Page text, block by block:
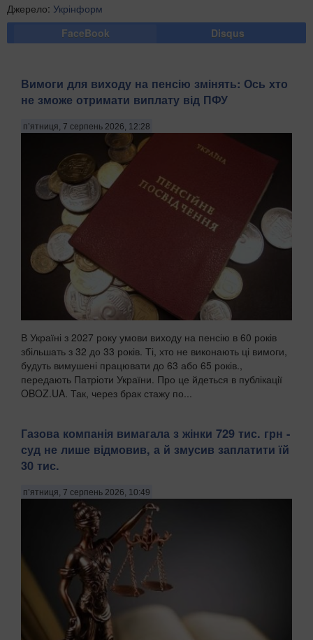
Джерело: Укрінформ
FaceBook
Disqus
Вимоги для виходу на пенсію змінять: Ось хто
не зможе отримати виплату від ПФУ
п’ятниця, 7 серпень 2026, 12:28
В Україні з 2027 року умови виходу на пенсію в 60 років
збільшать з 32 до 33 років. Ті, хто не виконають ці вимоги,
будуть вимушені працювати до 63 або 65 років.,
передають Патріоти України. Про це йдеться в публікації
OBOZ.UA. Так, через брак стажу по...
Газова компанія вимагала з жінки 729 тис. грн -
суд не лише відмовив, а й змусив заплатити їй
30 тис.
п’ятниця, 7 серпень 2026, 10:49